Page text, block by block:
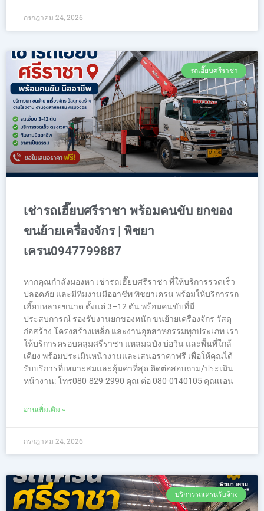
กรกฎาคม 24, 2026
รถเฮี๊ยบศรีราชา
เช่ารถเฮี๊ยบศรีราชา พร้อมคนขับ ยกของ
ขนย้ายเครื่องจักร | พิชยา
เครน0947799887
หากคุณกำลังมองหา เช่ารถเฮี๊ยบศรีราชา ที่ให้บริการรวดเร็ว
ปลอดภัย และมีทีมงานมืออาชีพ พิชยาเครน พร้อมให้บริการรถ
เฮี๊ยบหลายขนาด ตั้งแต่ 3–12 ตัน พร้อมคนขับที่มี
ประสบการณ์ รองรับงานยกของหนัก ขนย้ายเครื่องจักร วัสดุ
ก่อสร้าง โครงสร้างเหล็ก และงานอุตสาหกรรมทุกประเภท เรา
ให้บริการครอบคลุมศรีราชา แหลมฉบัง บ่อวิน และพื้นที่ใกล้
เคียง พร้อมประเมินหน้างานและเสนอราคาฟรี เพื่อให้คุณได้
รับบริการที่เหมาะสมและคุ้มค่าที่สุด ติดต่อสอบถาม/ประเมิน
หน้างาน: โทร080-829-2990 คุณ ต่อ 080-0140105 คุณเเอน
อ่านเพิ่มเติม »
กรกฎาคม 24, 2026
บริการรถเครนรับจ้าง